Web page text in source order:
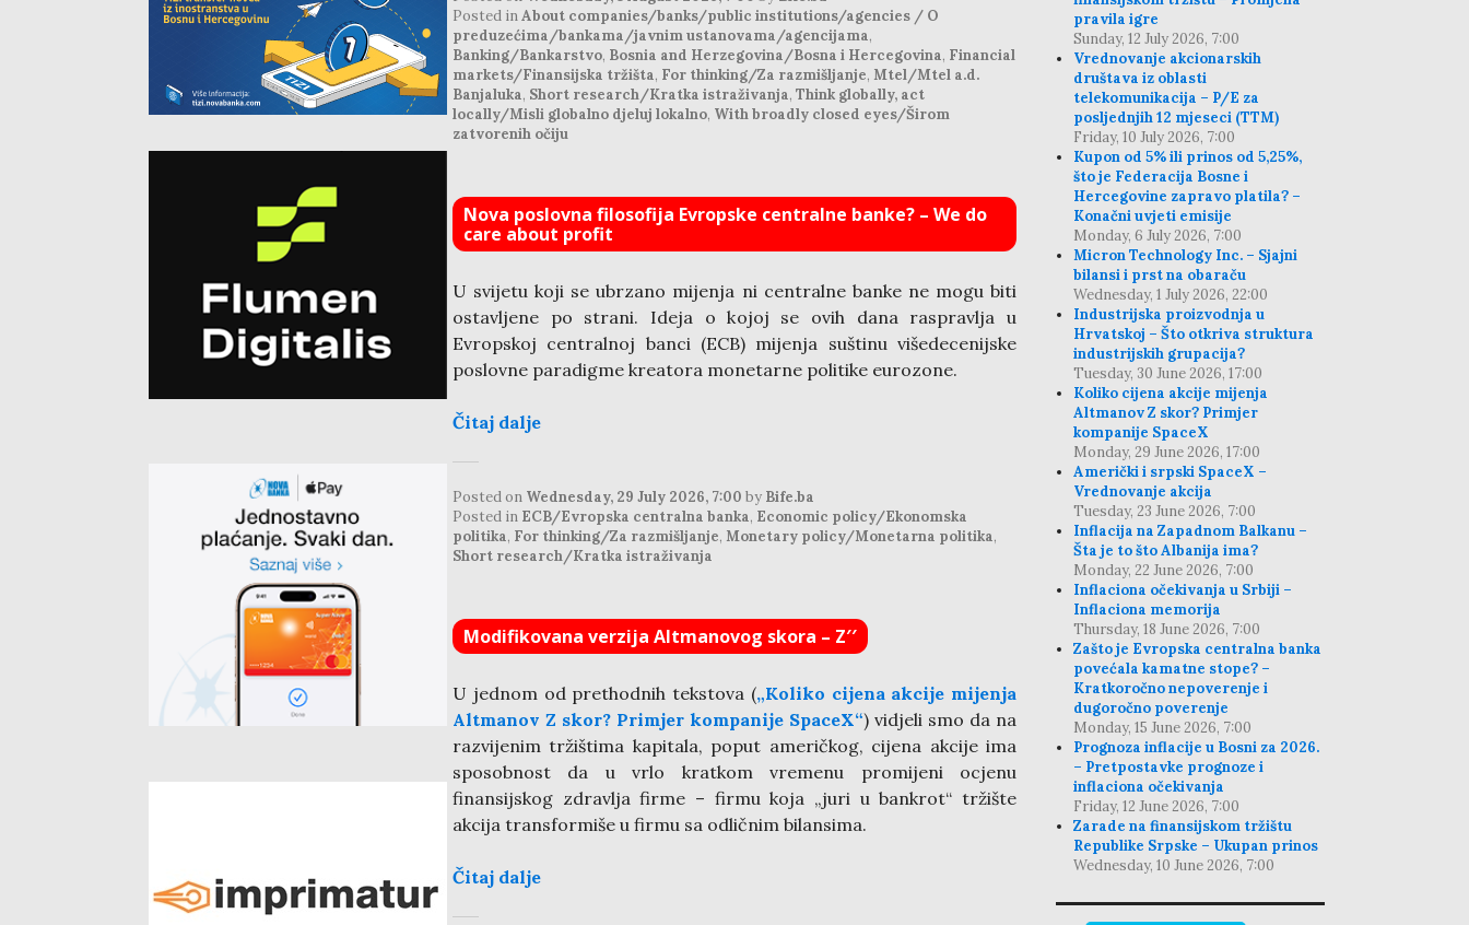
Posted inAbout companies/banks/public institutions/agencies / O
preduzećima/bankama/javnim ustanovama/agencijama,
Banking/Bankarstvo, Bosnia and Herzegovina/Bosna i Hercegovina, Financial
markets/Finansijska tržišta, For thinking/Za razmišljanje, Mtel/Mtel a.d.
Banjaluka, Short research/Kratka istraživanja, Think globally, act
locally/Misli globalno djeluj lokalno, With broadly closed eyes/Širom
zatvorenih očiju
Nova poslovna filosofija Evropske centralne banke? – We do
care about profit
U svijetu koji se ubrzano mijenja ni centralne banke ne mogu biti
ostavljene po strani. Ideja o kojoj se ovih dana raspravlja u
Evropskoj centralnoj banci (ECB) mijenja suštinu višedecenijske
poslovne paradigme kreatora monetarne politike eurozone.
Čitaj dalje
Posted on Wednesday, 29 July 2026, 7:00 by Bife.ba
Posted in ECB/Evropska centralna banka, Economic policy/Ekonomska
politika, For thinking/Za razmišljanje, Monetary policy/Monetarna politika,
Short research/Kratka istraživanja
Modifikovana verzija Altmanovog skora – Z′′
U jednom od prethodnih tekstova („Koliko cijena akcije mijenja
Altmanov Z skor? Primjer kompanije SpaceX“) vidjeli smo da na
razvijenim tržištima kapitala, poput američkog, cijena akcije ima
sposobnost da u vrlo kratkom vremenu promijeni ocjenu
finansijskog zdravlja firme – firmu koja „juri u bankrot“ tržište
akcija transformiše u firmu sa odličnim bilansima.
Čitaj dalje
pravila igre
Sunday, 12 July 2026, 7:00
Vrednovanje akcionarskih
društava iz oblasti
telekomunikacija – P/E za
posljednjih 12 mjeseci (TTM)
Friday, 10 July 2026, 7:00
Kupon od 5% ili prinos od 5,25%,
što je Federacija Bosne i
Hercegovine zapravo platila? –
Konačni uvjeti emisije
Monday, 6 July 2026, 7:00
Micron Technology Inc. – Sjajni
bilansi i prst na obaraču
Wednesday, 1 July 2026, 22:00
Industrijska proizvodnja u
Hrvatskoj – Što otkriva struktura
industrijskih grupacija?
Tuesday, 30 June 2026, 17:00
Koliko cijena akcije mijenja
Altmanov Z skor? Primjer
kompanije SpaceX
Monday, 29 June 2026, 17:00
Američki i srpski SpaceX –
Vrednovanje akcija
Tuesday, 23 June 2026, 7:00
Inflacija na Zapadnom Balkanu –
Šta je to što Albanija ima?
Monday, 22 June 2026, 7:00
Inflaciona očekivanja u Srbiji –
Inflaciona memorija
Thursday, 18 June 2026, 7:00
Zašto je Evropska centralna banka
povećala kamatne stope? –
Kratkoročno nepoverenje i
dugoročno poverenje
Monday, 15 June 2026, 7:00
Prognoza inflacije u Bosni za 2026.
– Pretpostavke prognoze i
inflaciona očekivanja
Friday, 12 June 2026, 7:00
Zarade na finansijskom tržištu
Republike Srpske – Ukupan prinos
Wednesday, 10 June 2026, 7:00